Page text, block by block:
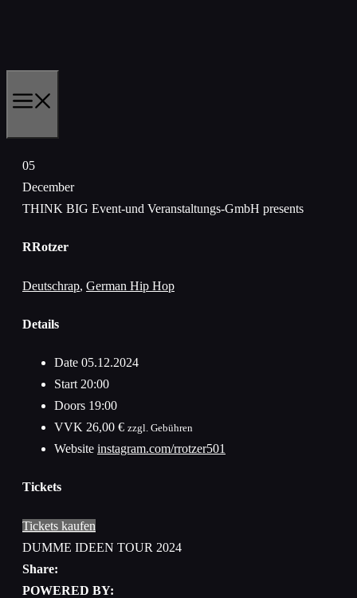
05
December
THINK BIG Event-und Veranstaltungs-GmbH presents
RRotzer
Deutschrap, German Hip Hop
Details
Date 05.12.2024
Start 20:00
Doors 19:00
VVK 26,00 € zzgl. Gebühren
Website instagram.com/rrotzer501
Tickets
Tickets kaufen
DUMME IDEEN TOUR 2024
Share:
POWERED BY: